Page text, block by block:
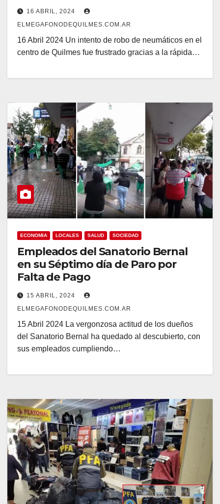
16 ABRIL, 2024
ELMEGAFONODEQUILMES.COM.AR
16 Abril 2024 Un intento de robo de neumáticos en el
centro de Quilmes fue frustrado gracias a la rápida…
ECONOMIA LOCALES SALUD SOCIEDAD
Empleados del Sanatorio Bernal
en su Séptimo día de Paro por
Falta de Pago
15 ABRIL, 2024
ELMEGAFONODEQUILMES.COM.AR
15 Abril 2024 La vergonzosa actitud de los dueños
del Sanatorio Bernal ha quedado al descubierto, con
sus empleados cumpliendo…